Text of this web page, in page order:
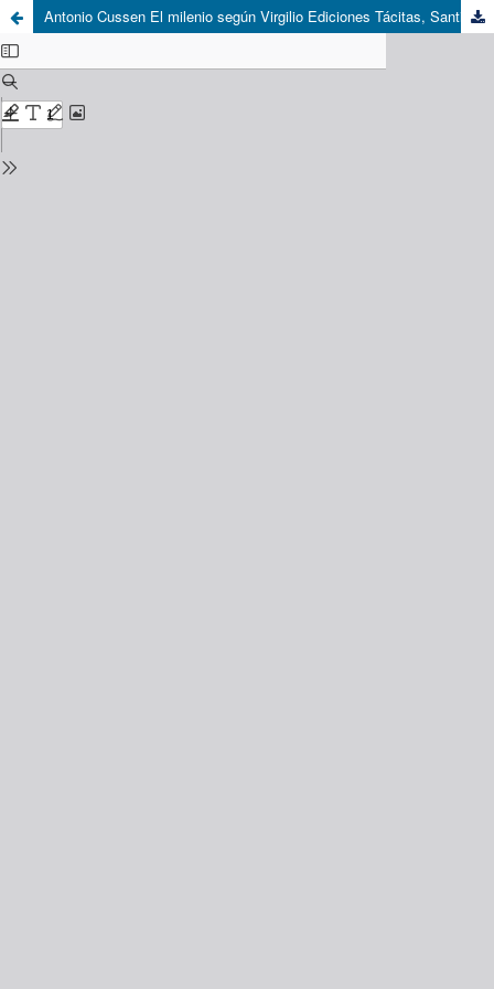
Antonio Cussen El milenio según Virgilio Ediciones Tácitas, Santiago de Chile, 2018, 3 vols., 495, 386 y 209 pp.